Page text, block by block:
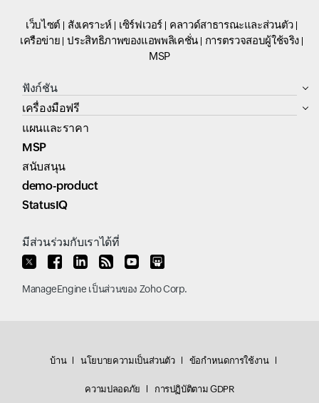
เว็บไซต์ สังเคราะห์ เซิร์ฟเวอร์
คลาวด์สาธารณะและส่วนตัว
เครือข่าย
ประสิทธิภาพของแอพพลิเคชั่น
การตรวจสอบผู้ใช้จริง
MSP
ฟังก์ชัน
เครื่องมือฟรี
แผนและราคา
MSP
สนับสนุน
demo-product
StatusIQ
มีส่วนร่วมกับเราได้ที่
ManageEngine เป็นส่วนของ Zoho Corp.
บ้าน นโยบายความเป็นส่วนตัว ข้อกำหนดการใช้งาน
ความปลอดภัย การปฏิบัติตาม GDPR